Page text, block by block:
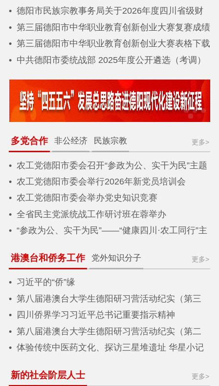
席（副会长）提名人选公示
德阳市民族宗教事务局关于2026年度四川省级财
政常态化帮扶资金（少数民族发展任务）分配结果
公告
第三届德阳市中华职业教育创新创业大赛复赛成绩
公示第三届德阳市中华职业教育创新创业大赛表格下载
中共德阳市委统战部 2025年度公开遴选（考调）
多党合作 更多>
非公经济 民族宗教
农工党德阳市委会召开“参政为公、实干为民”主题
教育推进会
农工党德阳市委会举行2026年新党员培训会
农工党德阳市委会举办党史知识竞赛
全省民主党派统战工作研讨班在蓉举办
“参政为公、实干为民”——“健康四川·农工同行”主
港澳台和侨务工作 更多>
党外知识分子
习近平的“侨”缘
第八届港澳台大学生德阳研习营活动纪实（第三
期）四川侨界学习习近平总书记重要指示精神
第八届港澳台大学生德阳研习营活动纪实（第二
期）体验传统中医药文化、探访三星堆遗址 华星小记
新的社会阶层人士 更多>